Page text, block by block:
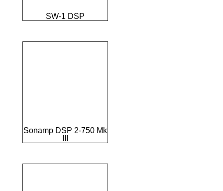
SW-1 DSP
Sonamp DSP 2-750 Mk